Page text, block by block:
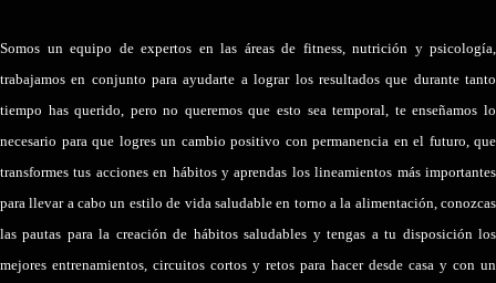
Somos un equipo de expertos en las áreas de fitness, nutrición y psicología,
trabajamos en conjunto para ayudarte a lograr los resultados que durante tanto
tiempo has querido, pero no queremos que esto sea temporal, te enseñamos lo
necesario para que logres un cambio positivo con permanencia en el futuro, que
transformes tus acciones en hábitos y aprendas los lineamientos más importantes
para llevar a cabo un estilo de vida saludable en torno a la alimentación, conozcas
las pautas para la creación de hábitos saludables y tengas a tu disposición los
mejores entrenamientos, circuitos cortos y retos para hacer desde casa y con un